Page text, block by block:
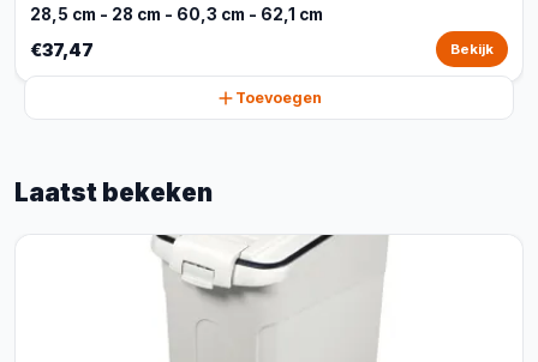
28,5 cm - 28 cm - 60,3 cm - 62,1 cm
€37,47 Bekijk
Toevoegen
Laatst bekeken